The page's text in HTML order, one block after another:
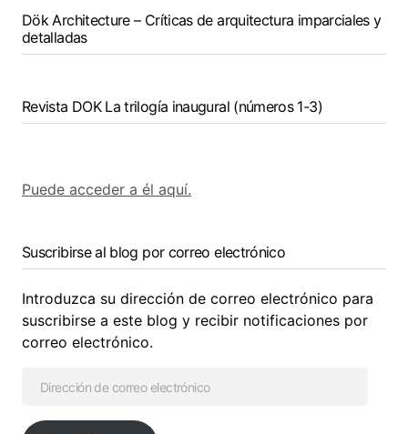
Dök Architecture – Críticas de arquitectura imparciales y
detalladas
Revista DOK La trilogía inaugural (números 1-3)
Puede acceder a él aquí.
Suscribirse al blog por correo electrónico
Introduzca su dirección de correo electrónico para
suscribirse a este blog y recibir notificaciones por
correo electrónico.